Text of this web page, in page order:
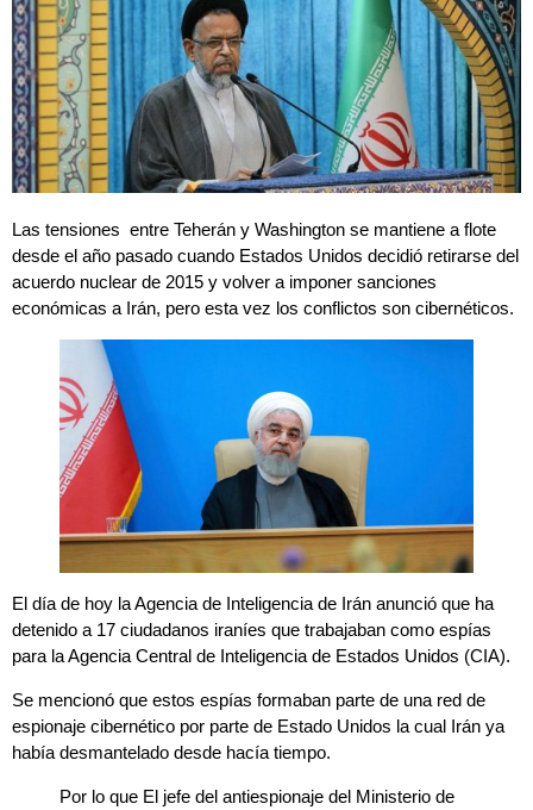
Las tensiones entre Teherán y Washington se mantiene a flote
desde el año pasado cuando Estados Unidos decidió retirarse del
acuerdo nuclear de 2015 y volver a imponer sanciones
económicas a Irán, pero esta vez los conflictos son cibernéticos.
El día de hoy la Agencia de Inteligencia de Irán anunció que ha
detenido a 17 ciudadanos iraníes que trabajaban como espías
para la Agencia Central de Inteligencia de Estados Unidos (CIA).
Se mencionó que estos espías formaban parte de una red de
espionaje cibernético por parte de Estado Unidos la cual Irán ya
había desmantelado desde hacía tiempo.
Por lo que El jefe del antiespionaje del Ministerio de